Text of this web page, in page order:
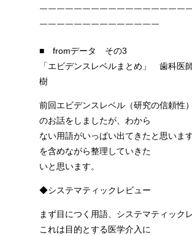
￣￣￣￣￣￣￣￣￣￣￣￣￣￣￣￣￣
￣￣￣￣￣￣￣￣￣￣￣￣￣￣
■ fromデータ その3
「エビデンスレベルまとめ」 歯科医
樹
前回エビデンスレベル（研究の信頼性
のお話をしましたが、わから
ない用語がいっぱい出てきたと思いま
を含めながら整理していきた
いと思います。
◆システマティックレビュー
まず目につく用語、システマティック
これは目的とする医学介入に